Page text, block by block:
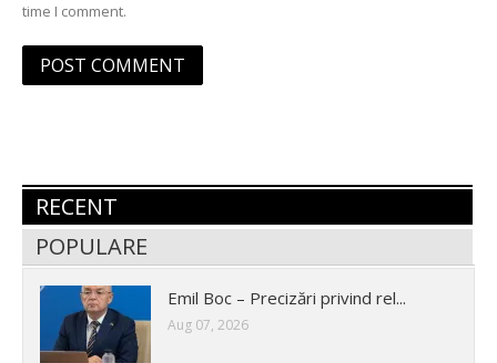
time I comment.
RECENT
POPULARE
Emil Boc – Precizări privind rel...
Aug 07, 2026